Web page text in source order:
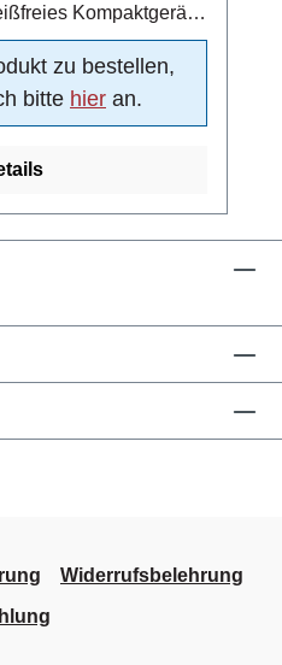
Kompaktgerät
...
(4 mA = 0 m/s, 20 mA
vorliegenden
fach LED
zur Anzeige der
-25 °C ...
Einsteckvariante)
mit High-
zu bestellen,
bitte hier an.
Widerrufsbelehrung